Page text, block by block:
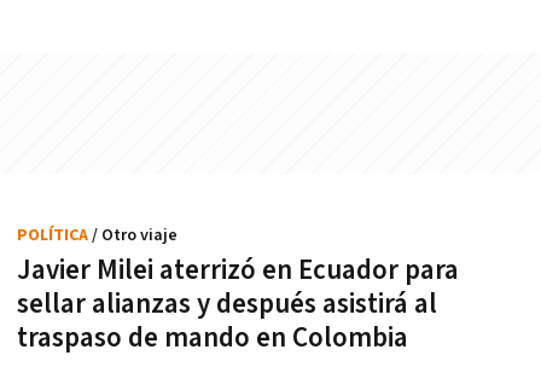
Javier Milei aterrizó en Ecuador para
sellar alianzas y después asistirá al
traspaso de mando en Colombia
POLÍTICA/ Otro viaje